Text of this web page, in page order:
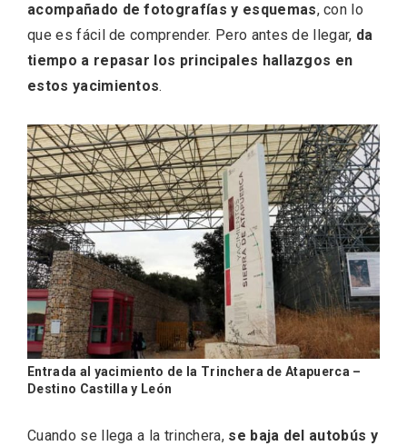
acompañado de fotografías y esquemas, con lo
que es fácil de comprender. Pero antes de llegar, da
tiempo a repasar los principales hallazgos en
estos yacimientos.
Entrada al yacimiento de la Trinchera de Atapuerca –
Destino Castilla y León
Cuando se llega a la trinchera, se baja del autobús y
Castilla y León